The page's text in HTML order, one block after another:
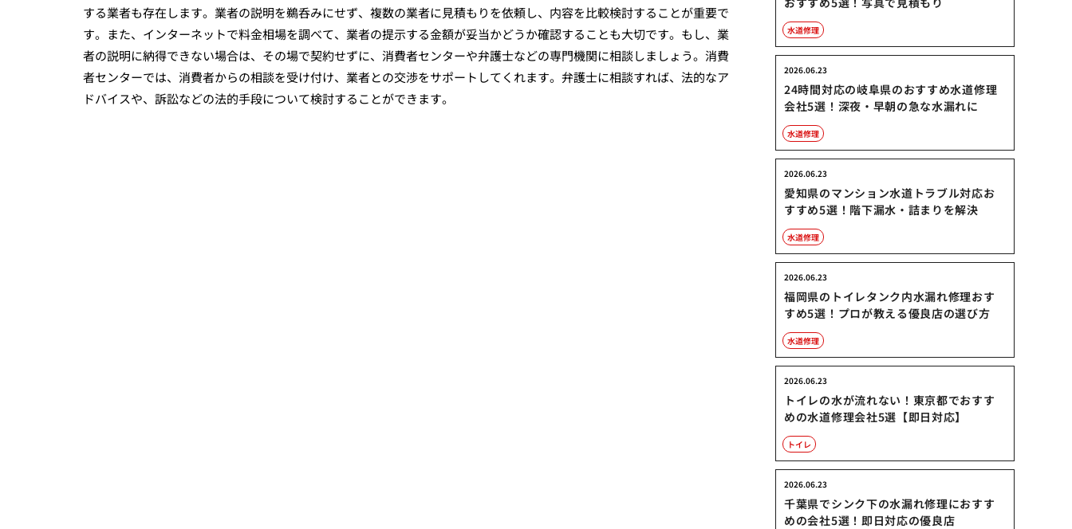
する業者も存在します。業者の説明を鵜呑みにせず、複数の業者に見積もりを依頼し、内容を比較検討することが重要で
す。また、インターネットで料金相場を調べて、業者の提示する金額が妥当かどうか確認することも大切です。もし、業
者の説明に納得できない場合は、その場で契約せずに、消費者センターや弁護士などの専門機関に相談しましょう。消費
者センターでは、消費者からの相談を受け付け、業者との交渉をサポートしてくれます。弁護士に相談すれば、法的なア
ドバイスや、訴訟などの法的手段について検討することができます。
水道修理
24時間対応の岐阜県のおすすめ水道修理
会社5選！深夜・早朝の急な水漏れに
2026.06.23
水道修理
愛知県のマンション水道トラブル対応お
すすめ5選！階下漏水・詰まりを解決
2026.06.23
水道修理
福岡県のトイレタンク内水漏れ修理おす
すめ5選！プロが教える優良店の選び方
2026.06.23
水道修理
トイレの水が流れない！東京都でおすす
めの水道修理会社5選【即日対応】
2026.06.23
トイレ
千葉県でシンク下の水漏れ修理におすす
めの会社5選！即日対応の優良店
2026.06.23